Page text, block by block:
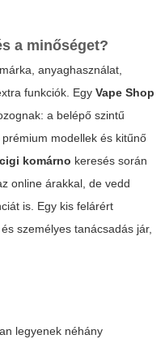
a minőséget?
anyaghasználat,
funkciók. Egy Vape Shop
a belépő szintű
modellek és kitűnő
komárno keresés során
online árakkal, de vedd
is. Egy kis felárért
személyes tanácsadás jár,
legyenek néhány